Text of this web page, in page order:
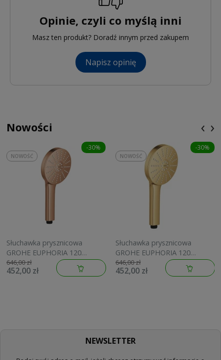
Opinie, czyli co myślą inni
Masz ten produkt? Doradź innym przed zakupem
Napisz opinię
Nowości
-30%
Słuchawka prysznicowa
GROHE EUPHORIA 120
brushed warm sunset
134883DL00
646,00 zł
452,00 zł
NOWOŚĆ
-30%
Słuchawka prysznicowa
GROHE EUPHORIA 120
brushed cool sunrise
134883GN00
646,00 zł
452,00 zł
NOWOŚĆ
‹ ›
NEWSLETTER